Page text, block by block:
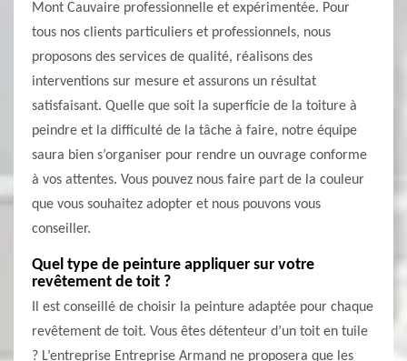
Mont Cauvaire professionnelle et expérimentée. Pour
tous nos clients particuliers et professionnels, nous
proposons des services de qualité, réalisons des
interventions sur mesure et assurons un résultat
satisfaisant. Quelle que soit la superficie de la toiture à
peindre et la difficulté de la tâche à faire, notre équipe
saura bien s’organiser pour rendre un ouvrage conforme
à vos attentes. Vous pouvez nous faire part de la couleur
que vous souhaitez adopter et nous pouvons vous
conseiller.
Quel type de peinture appliquer sur votre
revêtement de toit ?
Il est conseillé de choisir la peinture adaptée pour chaque
revêtement de toit. Vous êtes détenteur d’un toit en tuile
? L’entreprise Entreprise Armand ne proposera que les